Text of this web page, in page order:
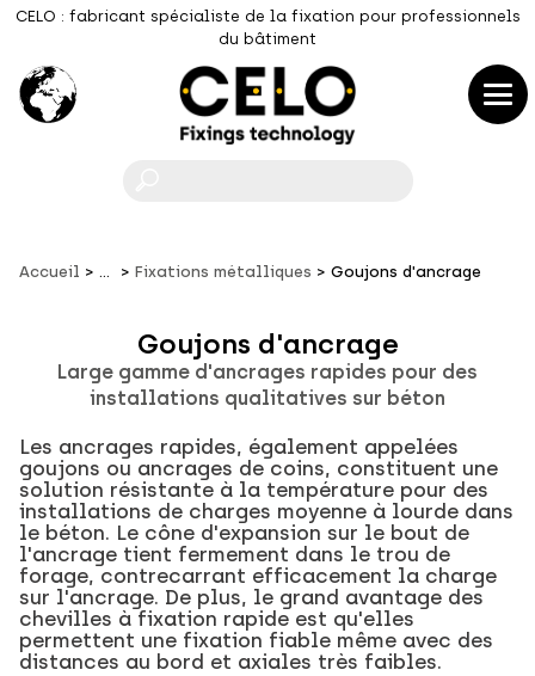
CELO : fabricant spécialiste de la fixation pour professionnels
du bâtiment
Accueil ... Fixations métalliques Goujons d'ancrage
Goujons d'ancrage
Large gamme d'ancrages rapides pour des
installations qualitatives sur béton
Les ancrages rapides, également appelées
goujons ou ancrages de coins, constituent une
solution résistante à la température pour des
installations de charges moyenne à lourde dans
le béton. Le cône d'expansion sur le bout de
l'ancrage tient fermement dans le trou de
forage, contrecarrant efficacement la charge
sur l'ancrage. De plus, le grand avantage des
chevilles à fixation rapide est qu'elles
permettent une fixation fiable même avec des
distances au bord et axiales très faibles.